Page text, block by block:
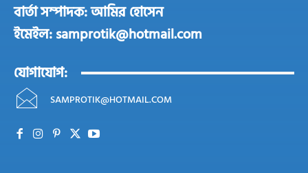
বার্তা সম্পাদক: আমির হোসেন
ইমেইল: samprotik@hotmail.com
যোগাযোগ:
SAMPROTIK@HOTMAIL.COM